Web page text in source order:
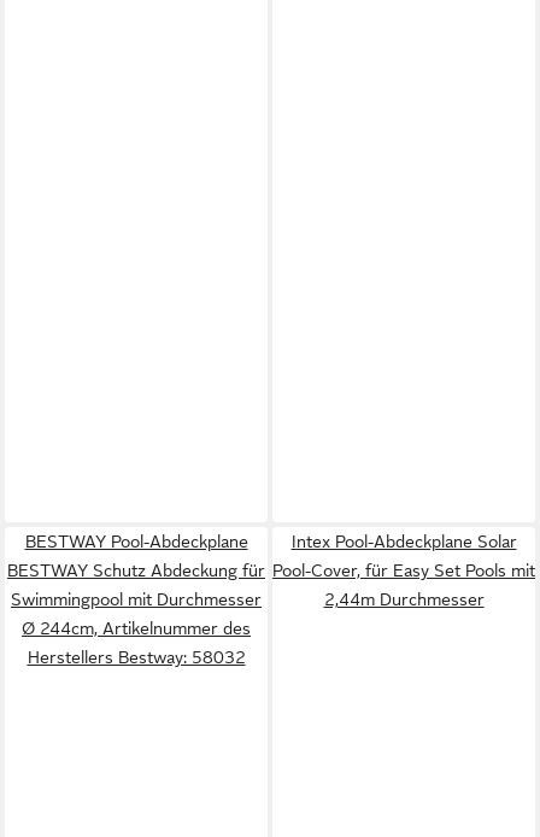
BESTWAY Pool-Abdeckplane
BESTWAY Schutz Abdeckung für
Swimmingpool mit Durchmesser
Ø 244cm, Artikelnummer des
Herstellers Bestway: 58032
Intex Pool-Abdeckplane Solar
Pool-Cover, für Easy Set Pools mit
2,44m Durchmesser